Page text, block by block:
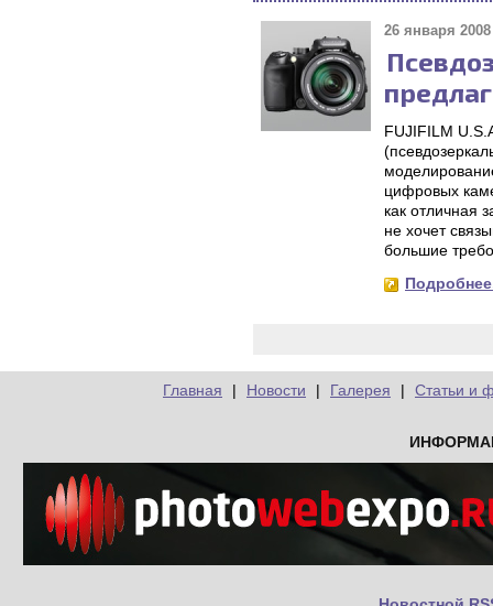
26 января 2008
FUJIFILM
цифровых
как отличная
не хочет
большие
Главная | Новости | Галерея | Статьи и